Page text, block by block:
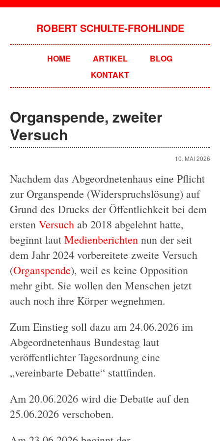
ROBERT SCHULTE-FROHLINDE
HOME ARTIKEL
BLOG
KONTAKT
Organspende, zweiter
Versuch
10. MAI 2026
Nachdem das Abgeordnetenhaus eine Pflicht
zur Organspende (Widerspruchslösung) auf
Grund des Drucks der Öffentlichkeit bei dem
ersten Versuch ab 2018 abgelehnt hatte,
beginnt laut Medienberichten nun der seit
dem Jahr 2024 vorbereitete zweite Versuch
(Organspende), weil es keine Opposition
mehr gibt. Sie wollen den Menschen jetzt
auch noch ihre Körper wegnehmen.
Zum Einstieg soll dazu am 24.06.2026 im
Abgeordnetenhaus Bundestag laut
veröffentlichter Tagesordnung eine
„vereinbarte Debatte“ stattfinden.
Am 20.06.2026 wird die Debatte auf den
25.06.2026 verschoben.